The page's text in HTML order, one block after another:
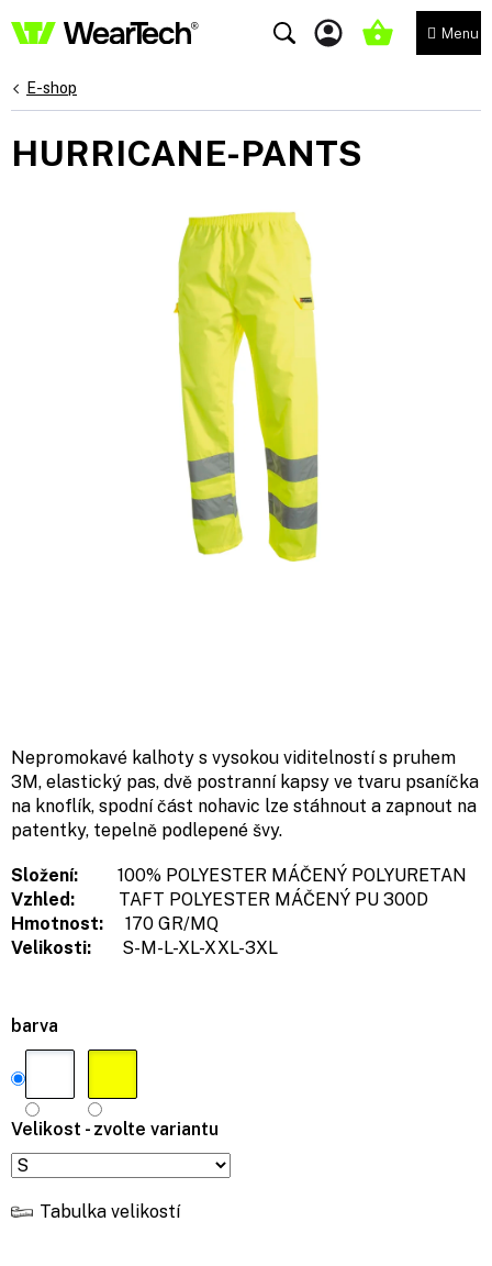
na
NÁKUPNÍ
E-shop
HURRICANE-PANTS
barva
Velikost - zvolte variantu
Tabulka velikostí
Nepromokavé kalhoty s vysokou viditelností s pruhem
3M, elastický pas, dvě postranní kapsy ve tvaru psaníčka
na knoflík, spodní část nohavic lze stáhnout a zapnout na
patentky, tepelně podlepené švy.
Složení:
100% POLYESTER MÁČENÝ POLYURETAN
Vzhled:
TAFT POLYESTER MÁČENÝ PU 300D
Hmotnost:
170 GR/MQ
Velikosti:
S-M-L-XL-XXL-3XL